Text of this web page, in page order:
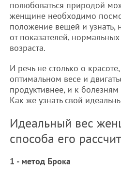
полюбоваться природой
женщине необходимо
положение вещей и узнать,
от показателей,
возраста.
И речь не столько о
оптимальном весе и
продуктивнее, и к
Как же узнать свой
Идеальный вес
способа его
1 - метод Брока